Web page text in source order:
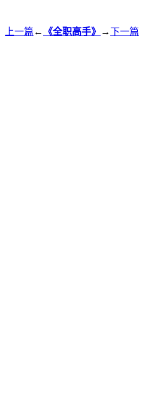
上一篇 ← 《全职高手》 →下一篇